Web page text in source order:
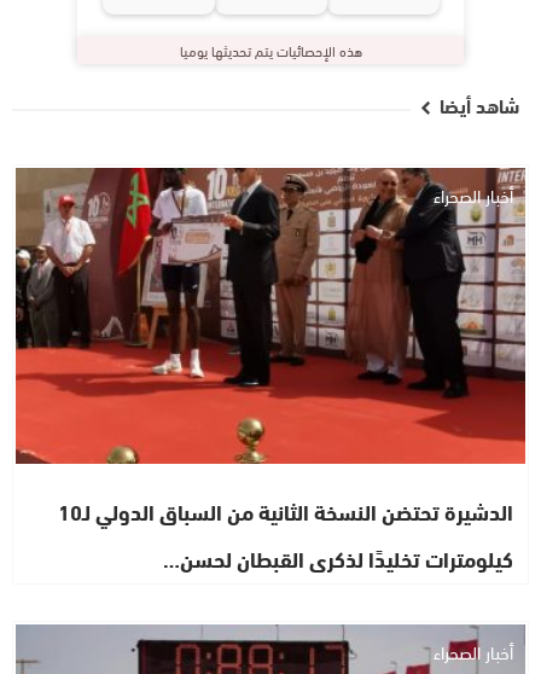
هذه الإحصائيات يتم تحديثها يوميا
شاهد أيضا
أخبار الصحراء
الدشيرة تحتضن النسخة الثانية من السباق الدولي لـ10
كيلومترات تخليدًا لذكرى القبطان لحسن…
أخبار الصحراء